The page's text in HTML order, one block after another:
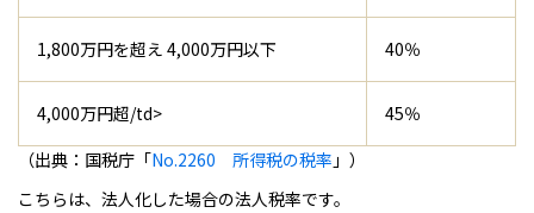
1,800万円を超え 4,000万円以下 40％
4,000万円超/td>
45％
（出典：国税庁「No.2260 所得税の税率 」）
こちらは、法人化した場合の法人税率です。